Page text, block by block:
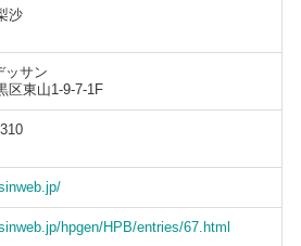
沙
ッサン
区東山1-9-7-1F
hpgen/HPB/entries/67.html